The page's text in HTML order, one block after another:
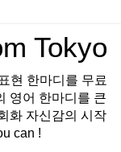
Tokyo
현 한마디를 무료
영어 한마디를 큰
화 자신감의 시작
can !